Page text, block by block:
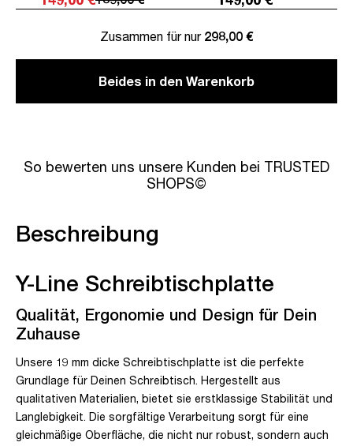
Zusammen für nur 298,00 €
Beides in den Warenkorb
So bewerten uns unsere Kunden bei TRUSTED
SHOPS©
Beschreibung
Y-Line Schreibtischplatte
Qualität, Ergonomie und Design für Dein
Zuhause
Unsere 19 mm dicke Schreibtischplatte ist die perfekte
Grundlage für Deinen Schreibtisch. Hergestellt aus
qualitativen Materialien, bietet sie erstklassige Stabilität und
Langlebigkeit. Die sorgfältige Verarbeitung sorgt für eine
gleichmäßige Oberfläche, die nicht nur robust, sondern auch